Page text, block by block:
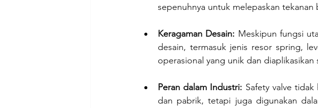
sepenuhnya untuk melepaskan tekanan
Keragaman Desain: Meskipun fungsi
desain, termasuk jenis resor spring,
operasional yang unik dan
Peran dalam Industri: Safety valve
dan pabrik, tetapi juga digunakan